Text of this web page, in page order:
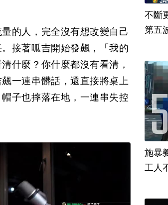
的人，完全沒有想改變自己
接著呱吉開始發飆，「我的
什麼？你什麼都沒有看清，
一連串髒話，還直接將桌上
子也摔落在地，一連串失控
不斷
第五
施暴
工人